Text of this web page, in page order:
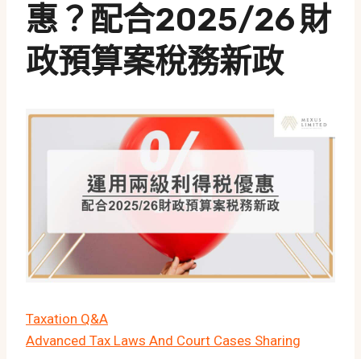
惠？配合2025/26 財
政預算案稅務新政
Taxation Q&A
Advanced Tax Laws And Court Cases Sharing